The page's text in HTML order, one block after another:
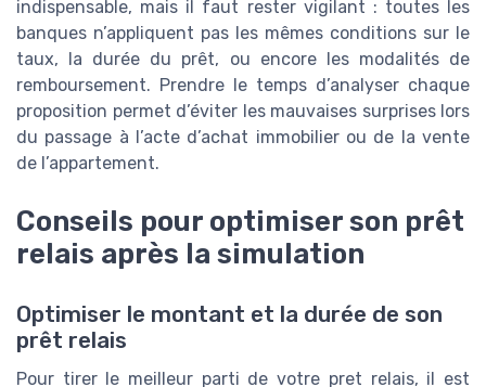
indispensable, mais il faut rester vigilant : toutes les
banques n’appliquent pas les mêmes conditions sur le
taux, la durée du prêt, ou encore les modalités de
remboursement. Prendre le temps d’analyser chaque
proposition permet d’éviter les mauvaises surprises lors
du passage à l’acte d’achat immobilier ou de la vente
de l’appartement.
Conseils pour optimiser son prêt
relais après la simulation
Optimiser le montant et la durée de son
prêt relais
Pour tirer le meilleur parti de votre pret relais, il est